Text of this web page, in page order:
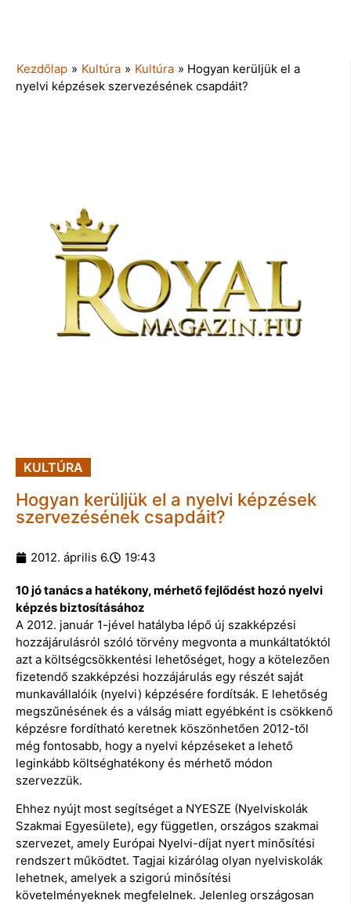
Kezdőlap » Kultúra » Kultúra » Hogyan kerüljük el a
nyelvi képzések szervezésének csapdáit?
KULTÚRA
Hogyan kerüljük el a nyelvi képzések
szervezésének csapdáit?
2012. április 6. 19:43
10 jó tanács a hatékony, mérhető fejlődést hozó nyelvi
képzés biztosításához
A 2012. január 1-jével hatályba lépő új szakképzési
hozzájárulásról szóló törvény megvonta a munkáltatóktól
azt a költségcsökkentési lehetőséget, hogy a kötelezően
fizetendő szakképzési hozzájárulás egy részét saját
munkavállalóik (nyelvi) képzésére fordítsák. E lehetőség
megszűnésének és a válság miatt egyébként is csökkenő
képzésre fordítható keretnek köszönhetően 2012-től
még fontosabb, hogy a nyelvi képzéseket a lehető
leginkább költséghatékony és mérhető módon
szervezzük.
Ehhez nyújt most segítséget a NYESZE (Nyelviskolák
Szakmai Egyesülete), egy független, országos szakmai
szervezet, amely Európai Nyelvi-díjat nyert minősítési
rendszert működtet. Tagjai kizárólag olyan nyelviskolák
lehetnek, amelyek a szigorú minősítési
követelményeknek megfelelnek. Jelenleg országosan